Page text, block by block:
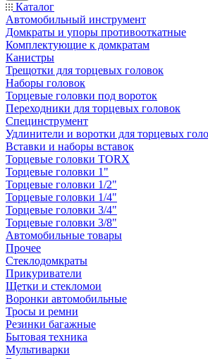
Каталог
Автомобильный инструмент
Домкраты и упоры противооткатные
Комплектующие к домкратам
Канистры
Трещотки для торцевых головок
Наборы головок
Торцевые головки под вороток
Переходники для торцевых головок
Специнструмент
Удлинители и воротки для торцевых
Вставки и наборы вставок
Торцевые головки TORX
Торцевые головки 1"
Торцевые головки 1/2"
Торцевые головки 1/4"
Торцевые головки 3/4"
Торцевые головки 3/8"
Автомобильные товары
Прочее
Стеклодомкраты
Прикуриватели
Щетки и стекломои
Воронки автомобильные
Тросы и ремни
Резинки багажные
Бытовая техника
Мультиварки